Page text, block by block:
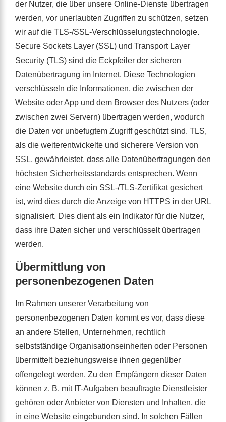
der Nutzer, die über unsere Online-Dienste übertragen
werden, vor unerlaubten Zugriffen zu schützen, setzen
wir auf die TLS-/SSL-Verschlüsselungstechnologie.
Secure Sockets Layer (SSL) und Transport Layer
Security (TLS) sind die Eckpfeiler der sicheren
Datenübertragung im Internet. Diese Technologien
verschlüsseln die Informationen, die zwischen der
Website oder App und dem Browser des Nutzers (oder
zwischen zwei Servern) übertragen werden, wodurch
die Daten vor unbefugtem Zugriff geschützt sind. TLS,
als die weiterentwickelte und sicherere Version von
SSL, gewährleistet, dass alle Datenübertragungen den
höchsten Sicherheitsstandards entsprechen. Wenn
eine Website durch ein SSL-/TLS-Zertifikat gesichert
ist, wird dies durch die Anzeige von HTTPS in der URL
signalisiert. Dies dient als ein Indikator für die Nutzer,
dass ihre Daten sicher und verschlüsselt übertragen
werden.
Übermittlung von
personenbezogenen Daten
Im Rahmen unserer Verarbeitung von
personenbezogenen Daten kommt es vor, dass diese
an andere Stellen, Unternehmen, rechtlich
selbstständige Organisationseinheiten oder Personen
übermittelt beziehungsweise ihnen gegenüber
offengelegt werden. Zu den Empfängern dieser Daten
können z. B. mit IT-Aufgaben beauftragte Dienstleister
gehören oder Anbieter von Diensten und Inhalten, die
in eine Website eingebunden sind. In solchen Fällen